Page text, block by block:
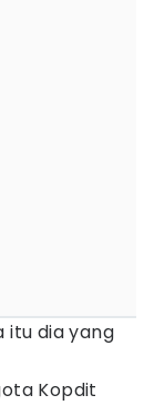
itu dia yang
Kopdit